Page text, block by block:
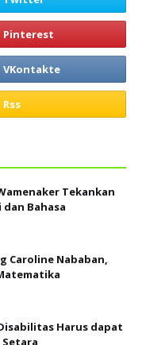
Tekankan
Bahasa
Caroline Nababan,
Harus dapat
Setara